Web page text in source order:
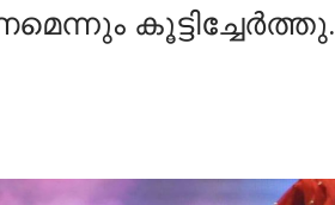
കൂട്ടിച്ചേർത്തു.